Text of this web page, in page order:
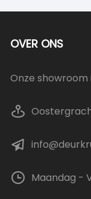
OVER ONS
Onze
Maandag -